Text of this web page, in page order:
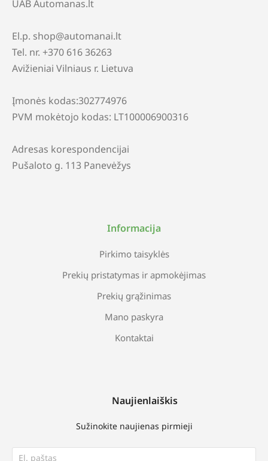
UAB Automanas.lt
El.p. shop@automanai.lt
Tel. nr. +370 616 36263
Avižieniai Vilniaus r. Lietuva
Įmonės kodas:302774976
PVM mokėtojo kodas: LT100006900316
Adresas korespondencijai
Pušaloto g. 113 Panevėžys
Informacija
Pirkimo taisyklės
Prekių pristatymas ir apmokėjimas
Prekių grąžinimas
Mano paskyra
Kontaktai
Naujienlaiškis
Sužinokite naujienas pirmieji